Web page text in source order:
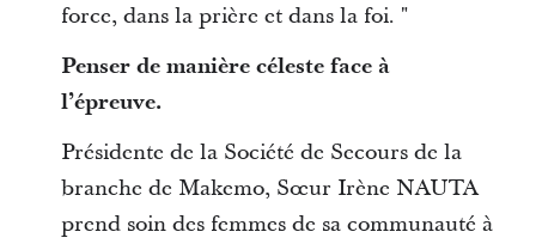
force, dans la prière et dans la foi. "
Penser de manière céleste face à
l’épreuve.
Présidente de la Société de Secours de la
branche de Makemo, Sœur Irène NAUTA
prend soin des femmes de sa communauté à